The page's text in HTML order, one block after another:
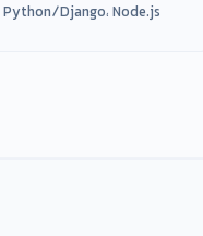
Python/Django، Node.js و Laravel با نسخه‌های پشتیبانی‌شده.